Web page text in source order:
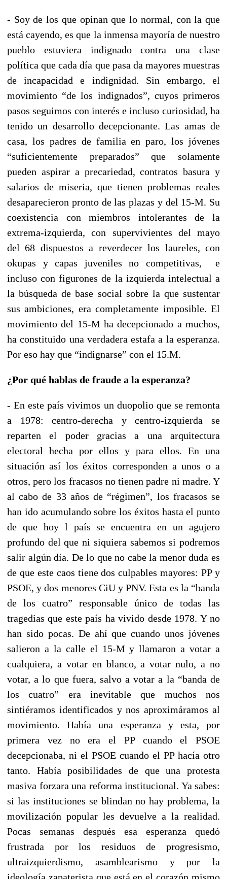
- Soy de los que opinan que lo normal, con la que
está cayendo, es que la inmensa mayoría de nuestro
pueblo estuviera indignado contra una clase
política que cada día que pasa da mayores muestras
de incapacidad e indignidad. Sin embargo, el
movimiento “de los indignados”, cuyos primeros
pasos seguimos con interés e incluso curiosidad, ha
tenido un desarrollo decepcionante. Las amas de
casa, los padres de familia en paro, los jóvenes
“suficientemente preparados” que solamente
pueden aspirar a precariedad, contratos basura y
salarios de miseria, que tienen problemas reales
desaparecieron pronto de las plazas y del 15-M. Su
coexistencia con miembros intolerantes de la
extrema-izquierda, con supervivientes del mayo
del 68 dispuestos a reverdecer los laureles, con
okupas y capas juveniles no competitivas, e
incluso con figurones de la izquierda intelectual a
la búsqueda de base social sobre la que sustentar
sus ambiciones, era completamente imposible. El
movimiento del 15-M ha decepcionado a muchos,
ha constituido una verdadera estafa a la esperanza.
Por eso hay que “indignarse” con el 15.M.
¿Por qué hablas de fraude a la esperanza?
- En este país vivimos un duopolio que se remonta
a 1978: centro-derecha y centro-izquierda se
reparten el poder gracias a una arquitectura
electoral hecha por ellos y para ellos. En una
situación así los éxitos corresponden a unos o a
otros, pero los fracasos no tienen padre ni madre. Y
al cabo de 33 años de “régimen”, los fracasos se
han ido acumulando sobre los éxitos hasta el punto
de que hoy l país se encuentra en un agujero
profundo del que ni siquiera sabemos si podremos
salir algún día. De lo que no cabe la menor duda es
de que este caos tiene dos culpables mayores: PP y
PSOE, y dos menores CiU y PNV. Esta es la “banda
de los cuatro” responsable único de todas las
tragedias que este país ha vivido desde 1978. Y no
han sido pocas. De ahí que cuando unos jóvenes
salieron a la calle el 15-M y llamaron a votar a
cualquiera, a votar en blanco, a votar nulo, a no
votar, a lo que fuera, salvo a votar a la “banda de
los cuatro” era inevitable que muchos nos
sintiéramos identificados y nos aproximáramos al
movimiento. Había una esperanza y esta, por
primera vez no era el PP cuando el PSOE
decepcionaba, ni el PSOE cuando el PP hacía otro
tanto. Había posibilidades de que una protesta
masiva forzara una reforma institucional. Ya sabes:
si las instituciones se blindan no hay problema, la
movilización popular les devuelve a la realidad.
Pocas semanas después esa esperanza quedó
frustrada por los residuos de progresismo,
ultraizquierdismo, asamblearismo y por la